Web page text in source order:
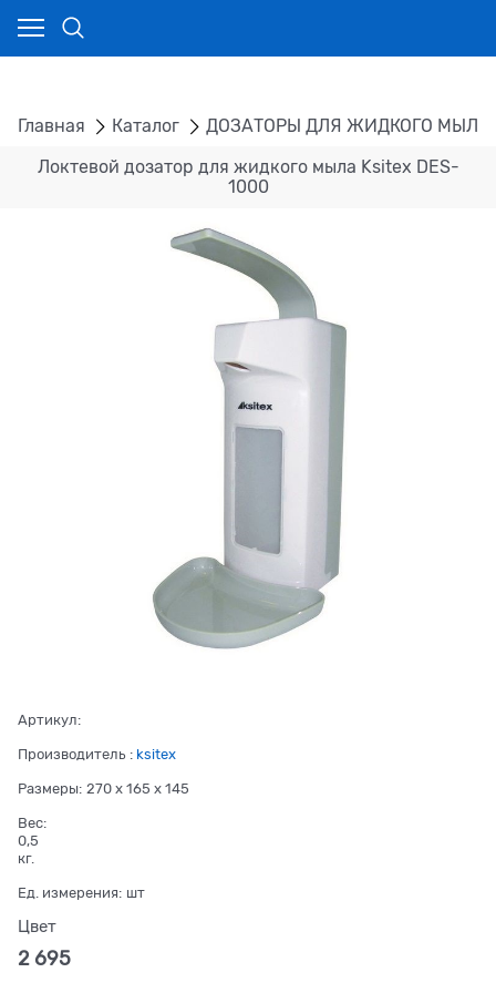
Главная Каталог ДОЗАТОРЫ ДЛЯ ЖИДКОГО МЫЛА
Локтевой дозатор для жидкого мыла Ksitex DES-
1000
Артикул:
Производитель : ksitex
Размеры: 270 x 165 x 145
Вес:
0,5
кг.
Ед. измерения: шт
Цвет
2 695